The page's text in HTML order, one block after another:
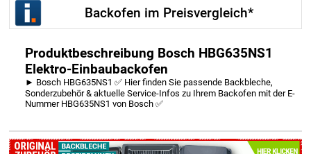
Backofen im Preisvergleich*
Produktbeschreibung Bosch HBG635NS1
Elektro-Einbaubackofen
► Bosch HBG635NS1 ✅ Hier finden Sie passende Backbleche,
Sonderzubehör & aktuelle Service-Infos zu Ihrem Backofen mit der E-
Nummer HBG635NS1 von Bosch ✅